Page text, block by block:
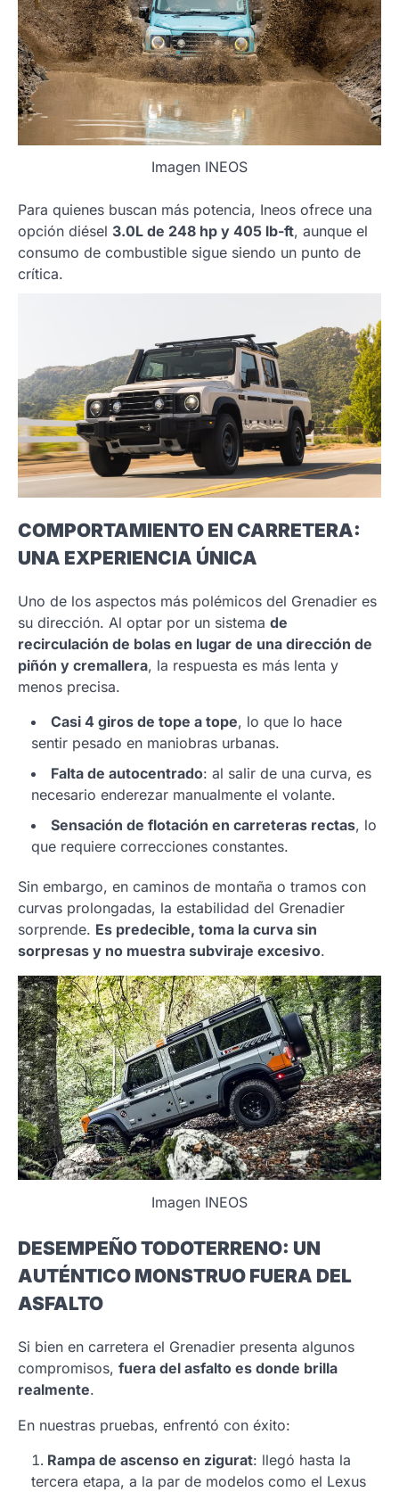
Imagen INEOS
Para quienes buscan más potencia, Ineos ofrece una
opción diésel 3.0L de 248 hp y 405 lb-ft, aunque el
consumo de combustible sigue siendo un punto de
crítica.
COMPORTAMIENTO EN CARRETERA:
UNA EXPERIENCIA ÚNICA
Uno de los aspectos más polémicos del Grenadier es
su dirección. Al optar por un sistema de
recirculación de bolas en lugar de una dirección de
piñón y cremallera, la respuesta es más lenta y
menos precisa.
Casi 4 giros de tope a tope, lo que lo hace
sentir pesado en maniobras urbanas.
Falta de autocentrado: al salir de una curva, es
necesario enderezar manualmente el volante.
Sensación de flotación en carreteras rectas, lo
que requiere correcciones constantes.
Sin embargo, en caminos de montaña o tramos con
curvas prolongadas, la estabilidad del Grenadier
sorprende. Es predecible, toma la curva sin
sorpresas y no muestra subviraje excesivo.
Imagen INEOS
DESEMPEÑO TODOTERRENO: UN
AUTÉNTICO MONSTRUO FUERA DEL
ASFALTO
Si bien en carretera el Grenadier presenta algunos
compromisos, fuera del asfalto es donde brilla
realmente.
En nuestras pruebas, enfrentó con éxito:
Rampa de ascenso en zigurat: llegó hasta la
tercera etapa, a la par de modelos como el Lexus